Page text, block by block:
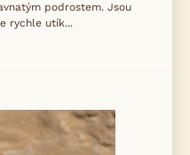
podrostem. Jsou
rychle utík...